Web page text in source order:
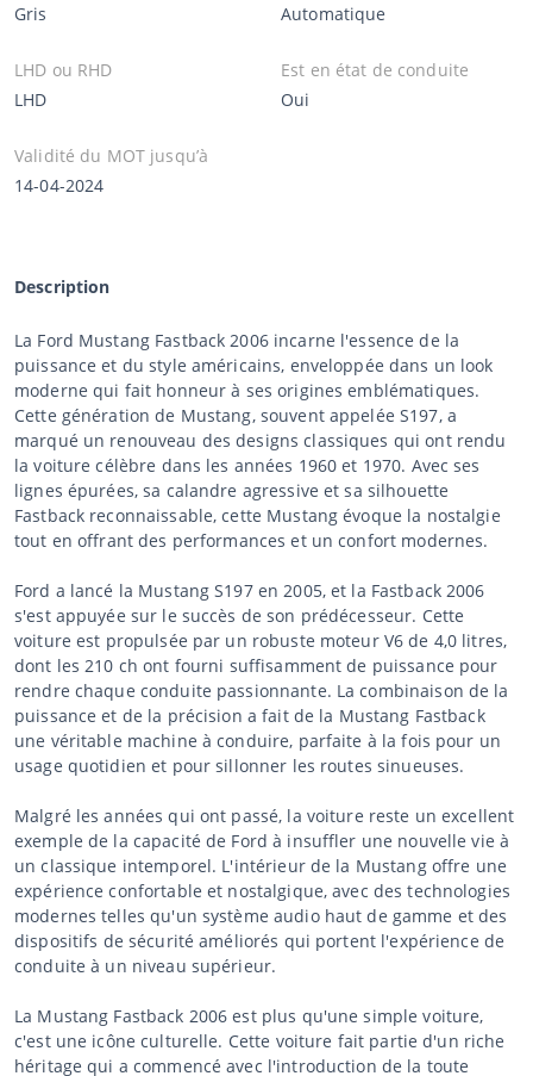
Gris
Automatique
LHD ou RHD
LHD
Est en état de conduite
Oui
Validité du MOT jusqu’à
14-04-2024
Description
La Ford Mustang Fastback 2006 incarne l'essence de la
puissance et du style américains, enveloppée dans un look
moderne qui fait honneur à ses origines emblématiques.
Cette génération de Mustang, souvent appelée S197, a
marqué un renouveau des designs classiques qui ont rendu
la voiture célèbre dans les années 1960 et 1970. Avec ses
lignes épurées, sa calandre agressive et sa silhouette
Fastback reconnaissable, cette Mustang évoque la nostalgie
tout en offrant des performances et un confort modernes.
Ford a lancé la Mustang S197 en 2005, et la Fastback 2006
s'est appuyée sur le succès de son prédécesseur. Cette
voiture est propulsée par un robuste moteur V6 de 4,0 litres,
dont les 210 ch ont fourni suffisamment de puissance pour
rendre chaque conduite passionnante. La combinaison de la
puissance et de la précision a fait de la Mustang Fastback
une véritable machine à conduire, parfaite à la fois pour un
usage quotidien et pour sillonner les routes sinueuses.
Malgré les années qui ont passé, la voiture reste un excellent
exemple de la capacité de Ford à insuffler une nouvelle vie à
un classique intemporel. L'intérieur de la Mustang offre une
expérience confortable et nostalgique, avec des technologies
modernes telles qu'un système audio haut de gamme et des
dispositifs de sécurité améliorés qui portent l'expérience de
conduite à un niveau supérieur.
La Mustang Fastback 2006 est plus qu'une simple voiture,
c'est une icône culturelle. Cette voiture fait partie d'un riche
héritage qui a commencé avec l'introduction de la toute